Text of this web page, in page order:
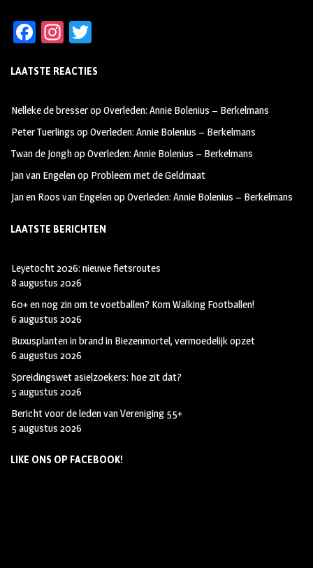
Fa
b
oo
k
In
ag
m
tt
LAATSTE REACTIES
Nelleke de bresseropOverleden: Annie Bolenius – Berkelmans
Peter Tuerlings opOverleden: Annie Bolenius – Berkelmans
Twan de JonghopOverleden: Annie Bolenius – Berkelmans
Jan van Engelenop Probleem met de Geldmaat
Jan en Roos van EngelenopOverleden: Annie Bolenius – Berkelmans
LAATSTE BERICHTEN
Leyetocht 2026: nieuwe fietsroutes
8 augustus 2026
60+ en nog zin om te voetballen? Kom Walking Footballen!
6 augustus 2026
Buxusplanten in brand in Biezenmortel, vermoedelijk opzet
6 augustus 2026
Spreidingswet asielzoekers: hoe zit dat?
5 augustus 2026
Bericht voor de leden van Vereniging 55+
5 augustus 2026
LIKE ONS OP FACEBOOK!